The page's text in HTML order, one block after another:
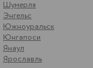
Шумерля
Энгельс
Южноуральск
Юнгапоси
Янаул
Ярославль